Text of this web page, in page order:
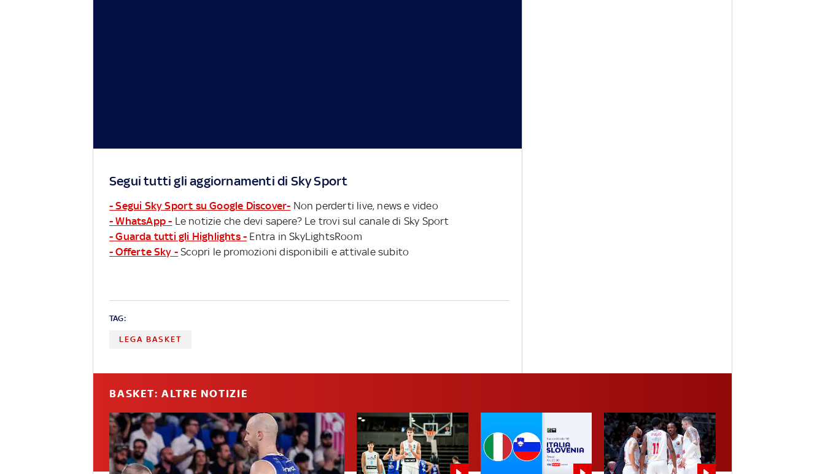
Segui tutti gli aggiornamenti di Sky Sport
- Segui Sky Sport su Google Discover- Non perderti live, news e video
- WhatsApp - Le notizie che devi sapere? Le trovi sul canale di Sky Sport
- Guarda tutti gli Highlights - Entra in SkyLightsRoom
- Offerte Sky - Scopri le promozioni disponibili e attivale subito
TAG:
LEGA BASKET
BASKET: ALTRE NOTIZIE